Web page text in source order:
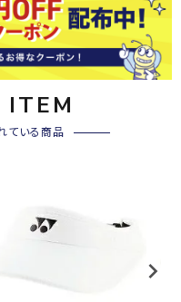
ITEM
ている商品